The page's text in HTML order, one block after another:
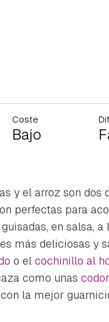
Coste
Bajo
y el arroz son dos
perfectas para
en salsa, a
más deliciosas y
o el cochinillo al
como unas
la mejor